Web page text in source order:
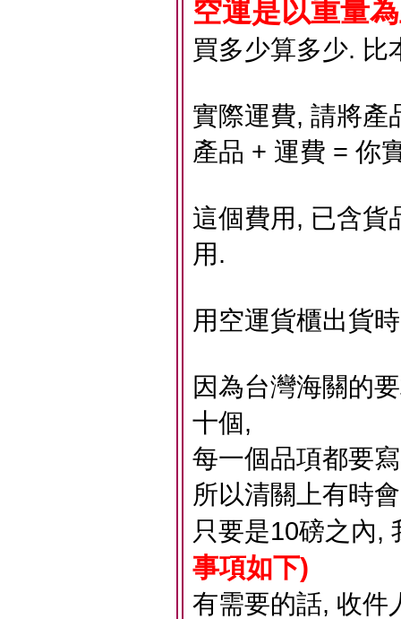
空運是以重量
買多少算多少. 比
實際運費, 請將產
產品 + 運費 = 你
這個費用, 已含貨
用.
用空運貨櫃出貨
因為台灣海關的
十個,
每一個品項都要
所以清關上有時
只要是10磅之內,
事項如下)
有需要的話, 收件